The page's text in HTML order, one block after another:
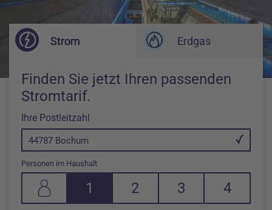
Strom Erdgas
Finden Sie jetzt Ihren passenden
Stromtarif.
Ihre Postleitzahl
44787 Bochum
Personen im Haushalt
1 Person in Haushalt
1 2 Personen in Haushalt
2 3 Personen in Haushalt
3 4 Personen in
4